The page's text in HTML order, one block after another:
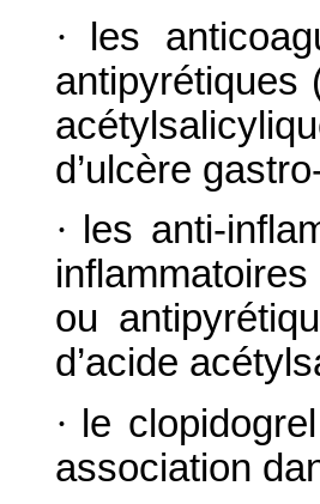
·
les
antipyrétiques
d’ulcère
·
les anti-
ou
d’acide
· le
association